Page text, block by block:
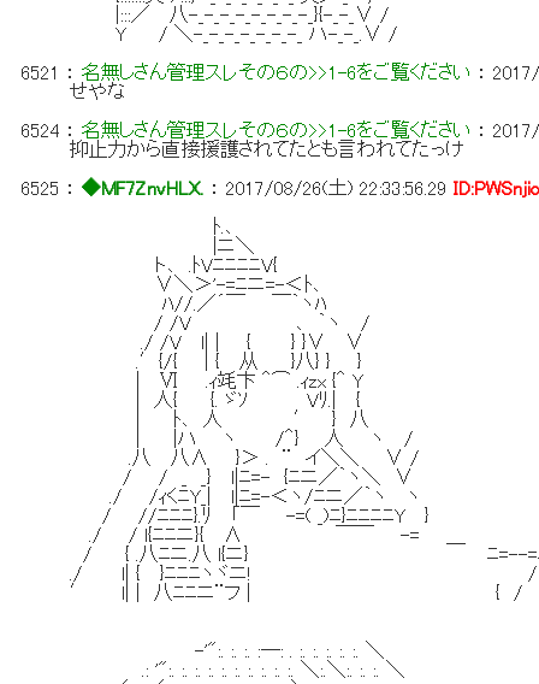
|:::／ 八-_-_-_-_-_-_-_-_}{-_-_∨ /
Y / ＼-_-_-_-_-_-_-_ ハ-_-_.∨ /
6521
：名無しさん管理スレその６の>>1-6をご覧ください ：
せやな
6524 ：名無しさん管理スレその６の>>1-6をご覧ください ：
抑止力から直接援護されてたとも言われてたっけ
6525 ：◆MF7ZnvHLX. ：2017/08/26(土) 22:33:56.29
ﾄ.､
|ニ＼
ト､ .ﾄVﾆﾆﾆﾆV{
∨＼＞'-=ﾆニ=-＜ﾄ､
ﾊ//.／´￣ ￣｀ヽﾊ
/ /V ､ ｀ヽ /
./ /V l| | { } }∨ ∨
.′{/{ | { 从 }八} } }
| Ⅵ .ｨ竓卞 ＾⌒ .ｨzx {＾ Y
| 人{ {. ゞｿ V
| ﾄ､ 人 ′ }
| |ハ ヽ /＾} 人
.八 八∧ }＞ . ¨ イ＼
/ / _ _} l|ﾆ=- {ﾆニ／｀ヽ＼ ∨ //
./ /ｨくﾆY_| l|ﾆ=-＜ヽ/ﾆニ／
/ //ﾆﾆﾆ}.ﾘ 「￣ -=( _)ﾆ}ﾆﾆﾆﾆY } ／./
./ / l{ﾆﾆニ}{ ∧ ￣￣ -= ＿
/ { .八ﾆニ.八 l{ニ} ﾆ=--=ﾆ / .′
./ l| { }ﾆﾆﾆヽヾニ
′ l| | 八ﾆﾆニ¨フ |
-'":. :. :. :―: . :. :. :. :. :. ＼
.: '":. :. :. :. :. :. :. :. :. :. ＼:.＼:. :. :. ＼